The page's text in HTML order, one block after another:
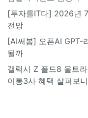
[투자를IT다] 2026년
전망
[AI써봄] 오픈AI GPT-
될까
갤럭시 Z 폴드8 울트
이통3사 혜택 살펴보니